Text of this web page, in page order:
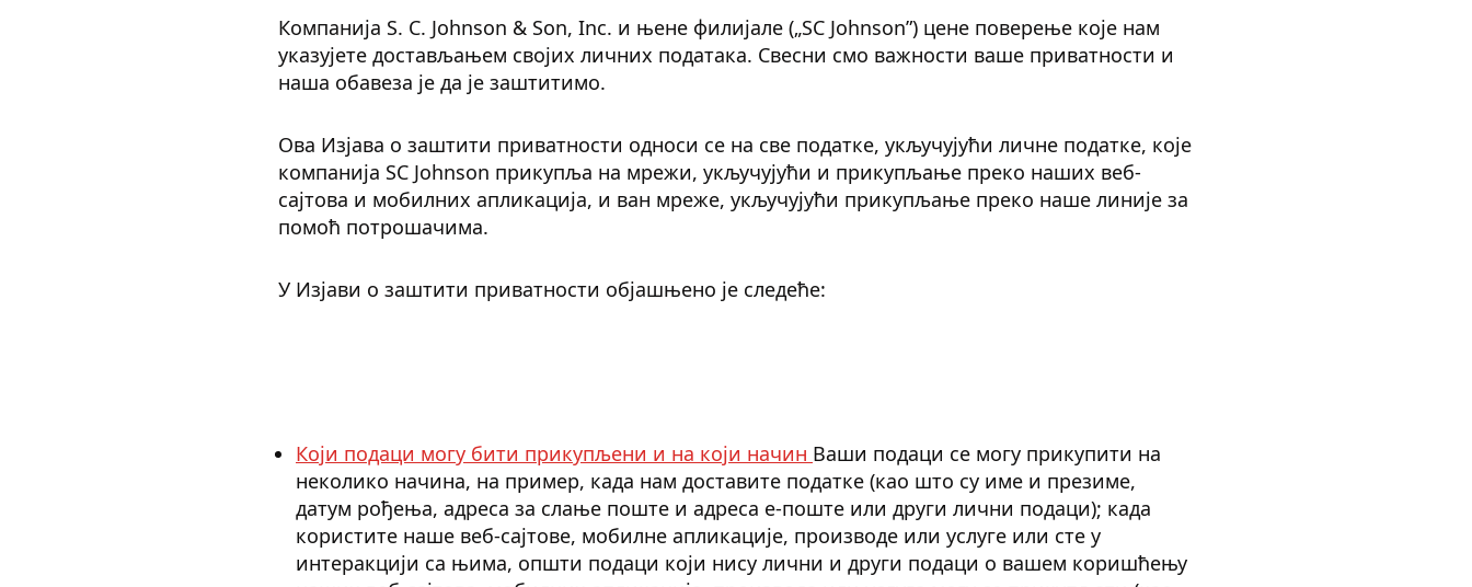
Компанија S. C. Johnson & Son, Inc. и њене филијале („SC Johnson”) цене поверење које нам
указујете достављањем својих личних података. Свесни смо важности ваше приватности и
наша обавеза је да је заштитимо.
Ова Изјава о заштити приватности односи се на све податке, укључујући личне податке, које
компанија SC Johnson прикупља на мрежи, укључујући и прикупљање преко наших веб-
сајтова и мобилних апликација, и ван мреже, укључујући прикупљање преко наше линије за
помоћ потрошачима.
У Изјави о заштити приватности објашњено је следеће:
Који подаци могу бити прикупљени и на који начин Ваши подаци се могу прикупити на
неколико начина, на пример, када нам доставите податке (као што су име и презиме,
датум рођења, адреса за слање поште и адреса е-поште или други лични подаци); када
користите наше веб-сајтове, мобилне апликације, производе или услуге или сте у
интеракцији са њима, општи подаци који нису лични и други подаци о вашем коришћењу